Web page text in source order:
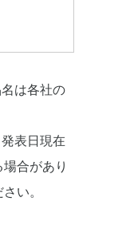
は各社の
表日現在
合があり
い。